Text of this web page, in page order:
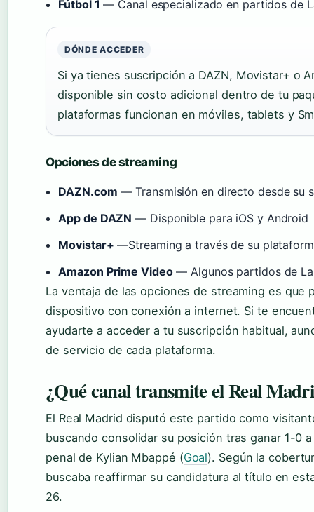
Fútbol 1 — Canal especializado en partidos de
DÓNDE ACCEDER
Si ya tienes suscripción a DAZN, Movistar+ o
disponible sin costo adicional dentro de tu
plataformas funcionan en móviles, tablets y
Opciones de streaming
DAZN.com — Transmisión en directo desde su
App de DAZN — Disponible para iOS y Android
Movistar+ —Streaming a través de su
Amazon Prime Video— Algunos partidos de
La ventaja de las opciones de streaming es
dispositivo con conexión a internet. Si te
ayudarte a acceder a tu suscripción habitual,
de servicio de cada plataforma.
¿Qué canal transmite el Real
El Real Madrid disputó este partido como
buscando consolidar su posición tras ganar 1-0
penal de Kylian Mbappé (Goal). Según la
buscaba reaffirmar su candidatura al título en
26.